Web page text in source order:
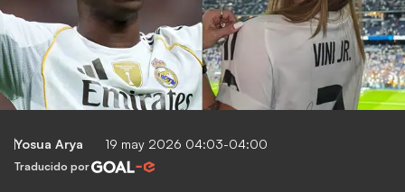
Yosua Arya 19 may 2026 04:03-04:00
Traducido por